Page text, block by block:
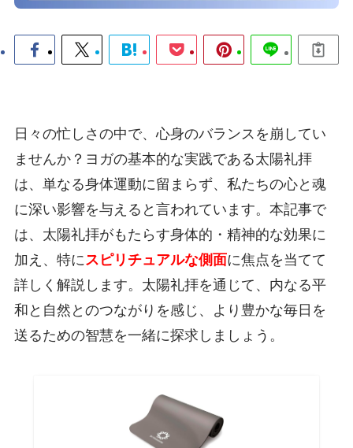
日々の忙しさの中で、心身のバランスを崩してい
ませんか？ヨガの基本的な実践である太陽礼拝
は、単なる身体運動に留まらず、私たちの心と魂
に深い影響を与えると言われています。本記事で
は、太陽礼拝がもたらす身体的・精神的な効果に
加え、特に スピリチュアルな側面に焦点を当てて
詳しく解説します。太陽礼拝を通じて、内なる平
和と自然とのつながりを感じ、より豊かな毎日を
送るための智慧を一緒に探求しましょう。